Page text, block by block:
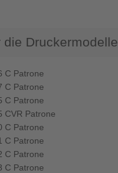
die Druckermodelle
C Patrone
C Patrone
C Patrone
CVR Patrone
C Patrone
C Patrone
C Patrone
C Patrone